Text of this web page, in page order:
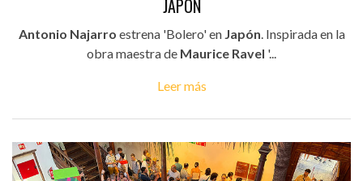
JAPÓN
Antonio Najarro estrena 'Bolero' en Japón. Inspirada en la
obra maestra de Maurice Ravel '...
Leer más